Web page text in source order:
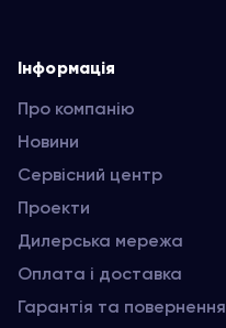
Інформація
Про компанію
Новини
Сервісний центр
Проекти
Дилерська мережа
Оплата і доставка
Гарантія та повернення